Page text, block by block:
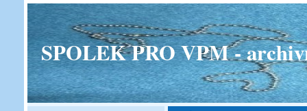
SPOLEK PRO VPM -